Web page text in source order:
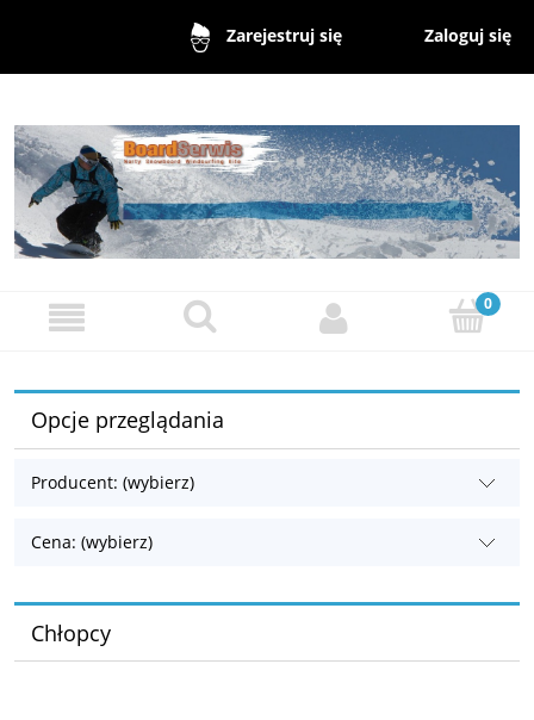
Zarejestruj się Zaloguj się
Opcje przeglądania
Producent: (wybierz)
Cena: (wybierz)
Chłopcy